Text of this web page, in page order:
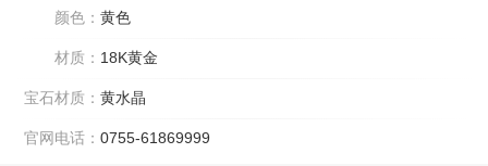
颜色： 黄色
材质： 18K黄金
宝石材质： 黄水晶
官网电话： 0755-61869999